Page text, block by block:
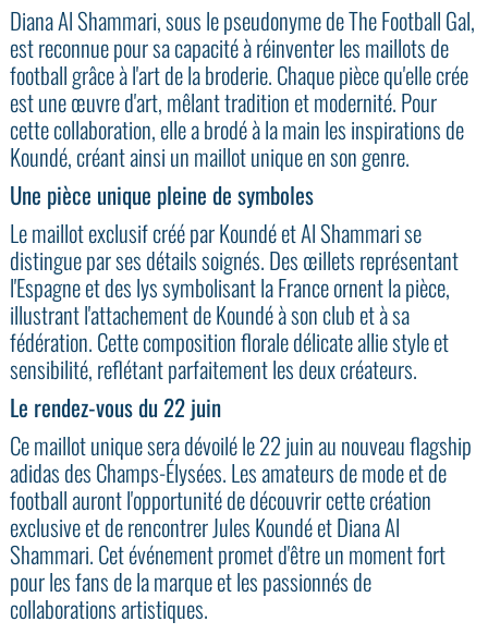
Diana Al Shammari, sous le pseudonyme de The Football Gal,
est reconnue pour sa capacité à réinventer les maillots de
football grâce à l'art de la broderie. Chaque pièce qu'elle crée
est une œuvre d'art, mêlant tradition et modernité. Pour
cette collaboration, elle a brodé à la main les inspirations de
Koundé, créant ainsi un maillot unique en son genre.
Une pièce unique pleine de symboles
Le maillot exclusif créé par Koundé et Al Shammari se
distingue par ses détails soignés. Des œillets représentant
l'Espagne et des lys symbolisant la France ornent la pièce,
illustrant l'attachement de Koundé à son club et à sa
fédération. Cette composition florale délicate allie style et
sensibilité, reflétant parfaitement les deux créateurs.
Le rendez-vous du 22 juin
Ce maillot unique sera dévoilé le 22 juin au nouveau flagship
adidas des Champs-Élysées. Les amateurs de mode et de
football auront l'opportunité de découvrir cette création
exclusive et de rencontrer Jules Koundé et Diana Al
Shammari. Cet événement promet d'être un moment fort
pour les fans de la marque et les passionnés de
collaborations artistiques.